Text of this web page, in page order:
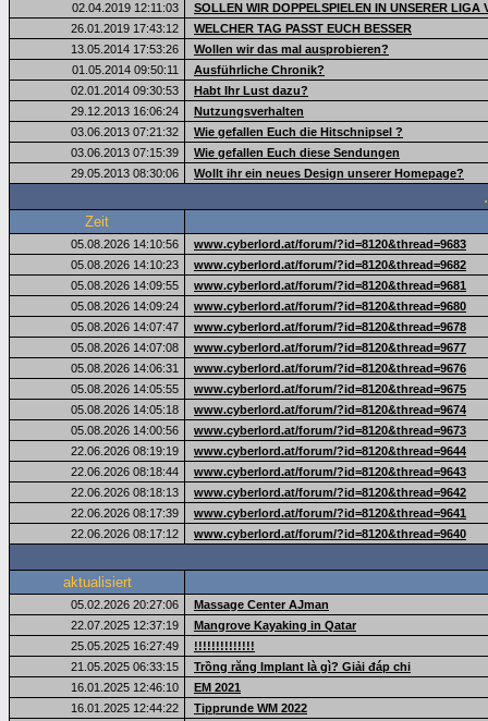
02.04.2019 12:11:03
SOLLEN WIR DOPPELSPIELEN IN UNSERER LIGA
26.01.2019 17:43:12
WELCHER TAG PASST EUCH BESSER
13.05.2014 17:53:26
Wollen wir das mal ausprobieren?
01.05.2014 09:50:11
Ausführliche Chronik?
02.01.2014 09:30:53
Habt Ihr Lust dazu?
29.12.2013 16:06:24
Nutzungsverhalten
03.06.2013 07:21:32
Wie gefallen Euch die Hitschnipsel ?
03.06.2013 07:15:39
Wie gefallen Euch diese Sendungen
29.05.2013 08:30:06
Wollt ihr ein neues Design unserer Homepage?
Zeit
05.08.2026 14:10:56
www.cyberlord.at/forum/?id=8120&thread=9683
05.08.2026 14:10:23
www.cyberlord.at/forum/?id=8120&thread=9682
05.08.2026 14:09:55
www.cyberlord.at/forum/?id=8120&thread=9681
05.08.2026 14:09:24
www.cyberlord.at/forum/?id=8120&thread=9680
05.08.2026 14:07:47
www.cyberlord.at/forum/?id=8120&thread=9678
05.08.2026 14:07:08
www.cyberlord.at/forum/?id=8120&thread=9677
05.08.2026 14:06:31
www.cyberlord.at/forum/?id=8120&thread=9676
05.08.2026 14:05:55
www.cyberlord.at/forum/?id=8120&thread=9675
05.08.2026 14:05:18
www.cyberlord.at/forum/?id=8120&thread=9674
05.08.2026 14:00:56
www.cyberlord.at/forum/?id=8120&thread=9673
22.06.2026 08:19:19
www.cyberlord.at/forum/?id=8120&thread=9644
22.06.2026 08:18:44
www.cyberlord.at/forum/?id=8120&thread=9643
22.06.2026 08:18:13
www.cyberlord.at/forum/?id=8120&thread=9642
22.06.2026 08:17:39
www.cyberlord.at/forum/?id=8120&thread=9641
22.06.2026 08:17:12
www.cyberlord.at/forum/?id=8120&thread=9640
aktualisiert
05.02.2026 20:27:06
Massage Center AJman
22.07.2025 12:37:19
Mangrove Kayaking in Qatar
25.05.2025 16:27:49
!!!!!!!!!!!!!!
21.05.2025 06:33:15
Trồng răng Implant là gì? Giải đáp chi
16.01.2025 12:46:10
EM 2021
16.01.2025 12:44:22
Tipprunde WM 2022